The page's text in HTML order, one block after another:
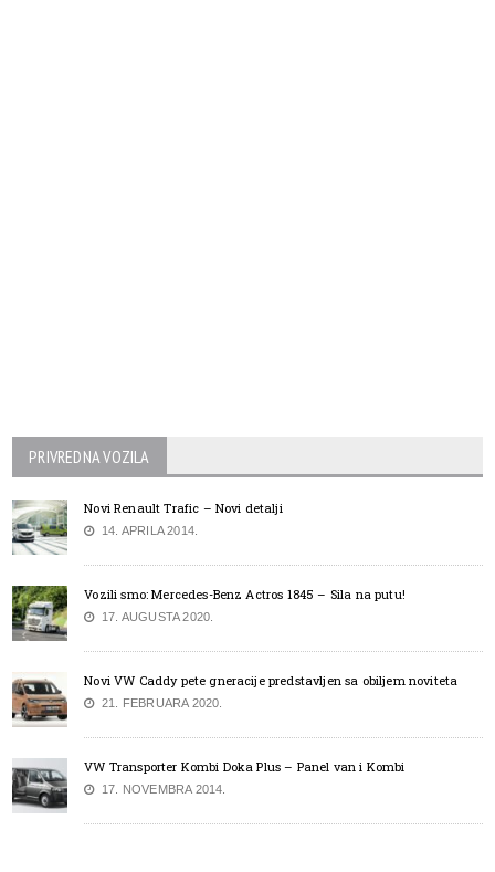
PRIVREDNA VOZILA
Novi Renault Trafic – Novi detalji
14. APRILA 2014.
Vozili smo: Mercedes-Benz Actros 1845 – Sila na putu!
17. AUGUSTA 2020.
Novi VW Caddy pete gneracije predstavljen sa obiljem noviteta
21. FEBRUARA 2020.
VW Transporter Kombi Doka Plus – Panel van i Kombi
17. NOVEMBRA 2014.